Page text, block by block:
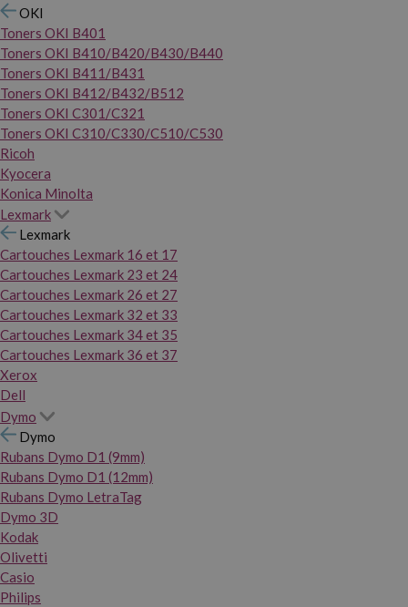
OKI
Toners OKI B401
Toners OKI B410/B420/B430/B440
Toners OKI B411/B431
Toners OKI B412/B432/B512
Toners OKI C301/C321
Toners OKI C310/C330/C510/C530
Ricoh
Kyocera
Konica Minolta
Lexmark
Lexmark
Cartouches Lexmark 16 et 17
Cartouches Lexmark 23 et 24
Cartouches Lexmark 26 et 27
Cartouches Lexmark 32 et 33
Cartouches Lexmark 34 et 35
Cartouches Lexmark 36 et 37
Xerox
Dell
Dymo
Dymo
Rubans Dymo D1 (9mm)
Rubans Dymo D1 (12mm)
Rubans Dymo LetraTag
Dymo 3D
Kodak
Olivetti
Casio
Philips